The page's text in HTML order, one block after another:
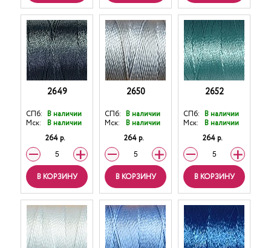
2649
СПб: В наличии
Мск:
В наличии
264 р.
В КОРЗИНУ
2650
СПб: В наличии
Мск:
В наличии
264 р.
В КОРЗИНУ
2652
СПб: В наличии
Мск:
В наличии
264 р.
В КОРЗИНУ